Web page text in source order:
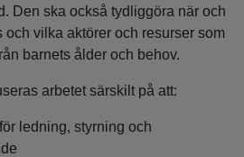
Den ska också tydliggöra när och
och vilka aktörer och resurser som
barnets ålder och behov.
arbetet särskilt på att:
ledning, styrning och